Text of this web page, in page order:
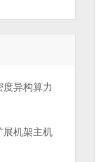
异构算力
展机架主机